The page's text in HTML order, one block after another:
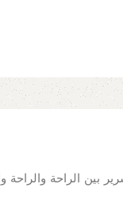
بين الراحة